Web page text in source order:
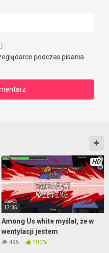
podczas pisania
HD
17:35
Among Us white myślał, że w
wentylacji jestem
495 100%